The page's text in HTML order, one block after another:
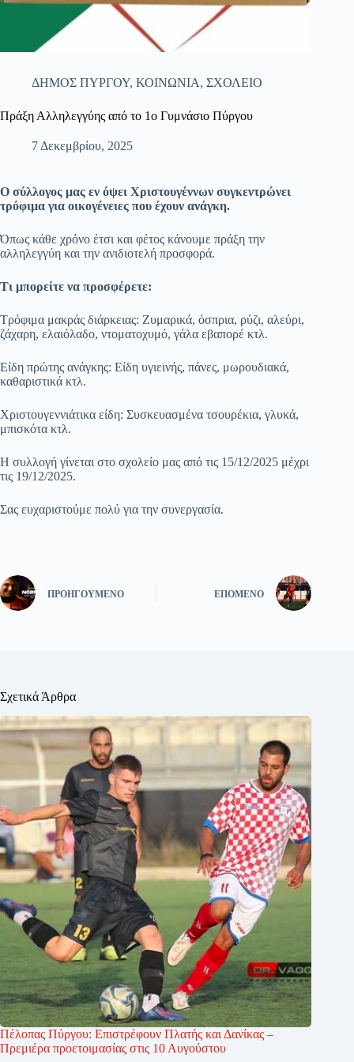
ΔΗΜΟΣ ΠΥΡΓΟΥ, ΚΟΙΝΩΝΙΑ, ΣΧΟΛΕΙΟ
Πράξη Αλληλεγγύης από το 1ο Γυμνάσιο Πύργου
7 Δεκεμβρίου, 2025
Ο σύλλογος μας εν όψει Χριστουγέννων συγκεντρώνει
τρόφιμα για οικογένειες που έχουν ανάγκη.
Όπως κάθε χρόνο έτσι και φέτος κάνουμε πράξη την
αλληλεγγύη και την ανιδιοτελή προσφορά.
Τι μπορείτε να προσφέρετε:
Τρόφιμα μακράς διάρκειας: Ζυμαρικά, όσπρια, ρύζι, αλεύρι,
ζάχαρη, ελαιόλαδο, ντοματοχυμό, γάλα εβαπορέ κτλ.
Είδη πρώτης ανάγκης: Είδη υγιεινής, πάνες, μωρουδιακά,
καθαριστικά κτλ.
Χριστουγεννιάτικα είδη: Συσκευασμένα τσουρέκια, γλυκά,
μπισκότα κτλ.
Η συλλογή γίνεται στο σχολείο μας από τις 15/12/2025 μέχρι
τις 19/12/2025.
Σας ευχαριστούμε πολύ για την συνεργασία.
ΠΡΟΗΓΟΎΜΕΝΟ ΕΠΌΜΕΝΟ
Σχετικά Άρθρα
Πέλοπας Πύργου: Επιστρέφουν Πλατής και Δανίκας –
Πρεμιέρα προετοιμασίας στις 10 Αυγούστου